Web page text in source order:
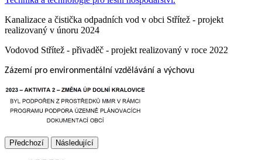
Kanalizace a čistička odpadních vod v obci Střítež - projekt
realizovaný v únoru 2024
Vodovod Střítež - přivaděč - projekt realizovaný v roce 2022
Zázemí pro environmentální vzdělávání a výchovu
Předchozí Následující